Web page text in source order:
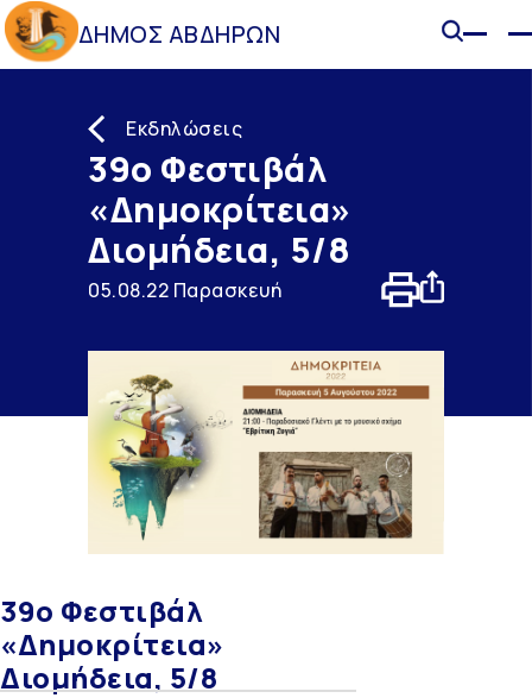
ΔΗΜΟΣ ΑΒΔΗΡΩΝ
Εκδηλώσεις
39ο Φεστιβάλ
«Δημοκρίτεια»
Διομήδεια, 5/8
05.08.22 Παρασκευή
39ο Φεστιβάλ
«Δημοκρίτεια»
Διομήδεια, 5/8